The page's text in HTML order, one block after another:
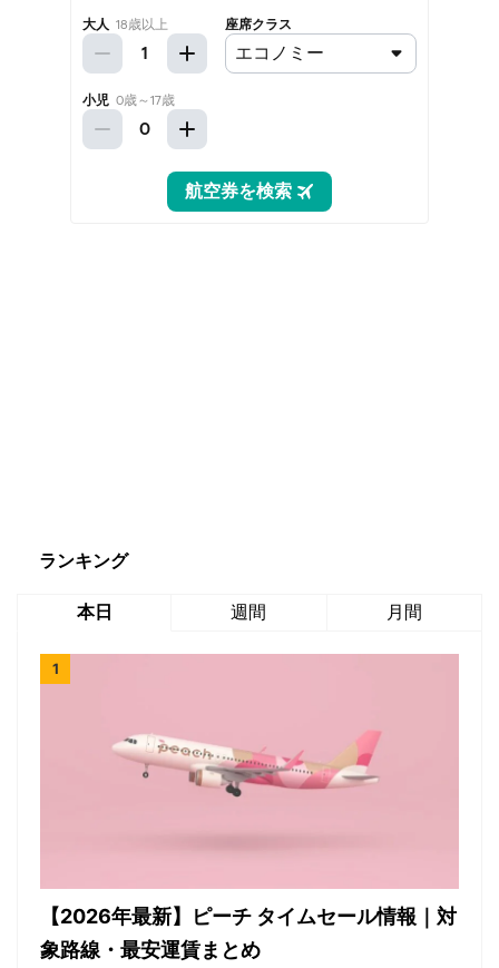
ランキング
本日 週間 月間
【2026年最新】ピーチ タイムセール情報｜対
象路線・最安運賃まとめ